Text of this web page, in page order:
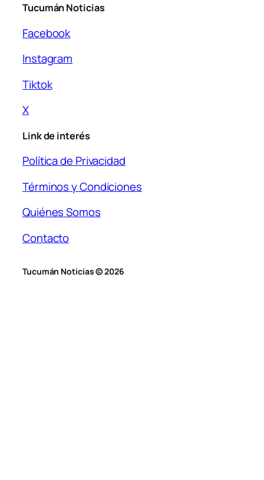
Tucumán Noticias
Facebook
Instagram
Tiktok
X
Link de interés
Política de Privacidad
Términos y Condiciones
Quiénes Somos
Contacto
Tucumán Noticias © 2026